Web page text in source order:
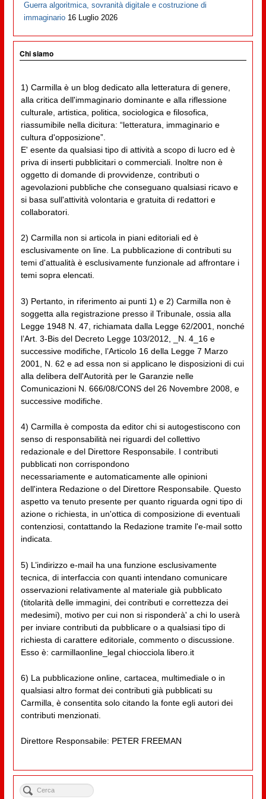
Guerra algoritmica, sovranità digitale e costruzione di
immaginario 16 Luglio 2026
Chi siamo
1) Carmilla è un blog dedicato alla letteratura di genere,
alla critica dell'immaginario dominante e alla riflessione
culturale, artistica, politica, sociologica e filosofica,
riassumibile nella dicitura: “letteratura, immaginario e
cultura d'opposizione”.
E' esente da qualsiasi tipo di attività a scopo di lucro ed è
priva di inserti pubblicitari o commerciali. Inoltre non è
oggetto di domande di provvidenze, contributi o
agevolazioni pubbliche che conseguano qualsiasi ricavo e
si basa sull'attività volontaria e gratuita di redattori e
collaboratori.
2) Carmilla non si articola in piani editoriali ed è
esclusivamente on line. La pubblicazione di contributi su
temi d'attualità è esclusivamente funzionale ad affrontare i
temi sopra elencati.
3) Pertanto, in riferimento ai punti 1) e 2) Carmilla non è
soggetta alla registrazione presso il Tribunale, ossia alla
Legge 1948 N. 47, richiamata dalla Legge 62/2001, nonché
l’Art. 3-Bis del Decreto Legge 103/2012, _N. 4_16 e
successive modifiche, l’Articolo 16 della Legge 7 Marzo
2001, N. 62 e ad essa non si applicano le disposizioni di cui
alla delibera dell'Autorità per le Garanzie nelle
Comunicazioni N. 666/08/CONS del 26 Novembre 2008, e
successive modifiche.
4) Carmilla è composta da editor chi si autogestiscono con
senso di responsabilità nei riguardi del collettivo
redazionale e del Direttore Responsabile. I contributi
pubblicati non corrispondono
necessariamente e automaticamente alle opinioni
dell'intera Redazione o del Direttore Responsabile. Questo
aspetto va tenuto presente per quanto riguarda ogni tipo di
azione o richiesta, in un'ottica di composizione di eventuali
contenziosi, contattando la Redazione tramite l'e-mail sotto
indicata.
5) L’indirizzo e-mail ha una funzione esclusivamente
tecnica, di interfaccia con quanti intendano comunicare
osservazioni relativamente al materiale già pubblicato
(titolarità delle immagini, dei contributi e correttezza dei
medesimi), motivo per cui non si risponderà' a chi lo userà
per inviare contributi da pubblicare o a qualsiasi tipo di
richiesta di carattere editoriale, commento o discussione.
Esso è: carmillaonline_legal chiocciola libero.it
6) La pubblicazione online, cartacea, multimediale o in
qualsiasi altro format dei contributi già pubblicati su
Carmilla, è consentita solo citando la fonte egli autori dei
contributi menzionati.
Direttore Responsabile: PETER FREEMAN